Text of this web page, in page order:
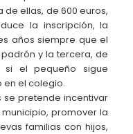
ellas, de 600 euros,
la inscripción, la
años siempre que el
y la tercera, de
si el pequeño sigue
el colegio.
pretende incentivar
promover la
familias con hijos,